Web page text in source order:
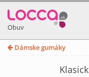
Obuv
Dámske gumáky